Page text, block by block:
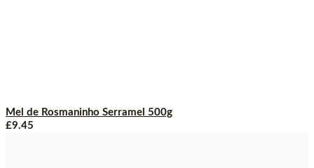
Mel de Rosmaninho Serramel 500g
£9.45